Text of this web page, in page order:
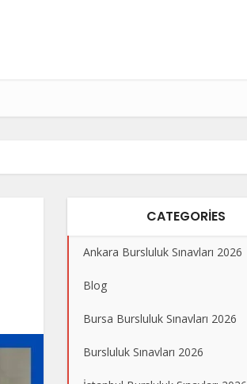
CATEGORIES
Ankara Bursluluk Sınavları 2026
Blog
Bursa Bursluluk Sınavları 2026
Bursluluk Sınavları 2026